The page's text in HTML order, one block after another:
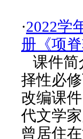
·2022学
册《项
课件简
择性必
改编课
代文学
曾居住